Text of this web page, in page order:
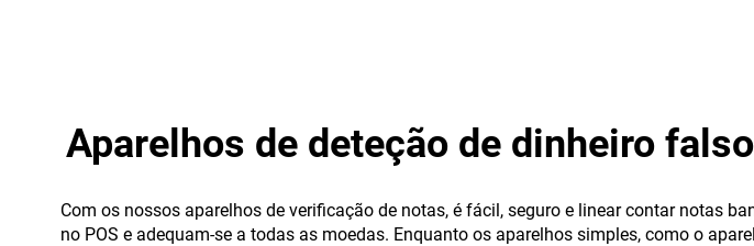
Aparelhos de deteção de dinheiro falso
Com os nossos aparelhos de verificação de notas, é fácil, seguro e linear contar notas
no POS e adequam-se a todas as moedas. Enquanto os aparelhos simples, como o